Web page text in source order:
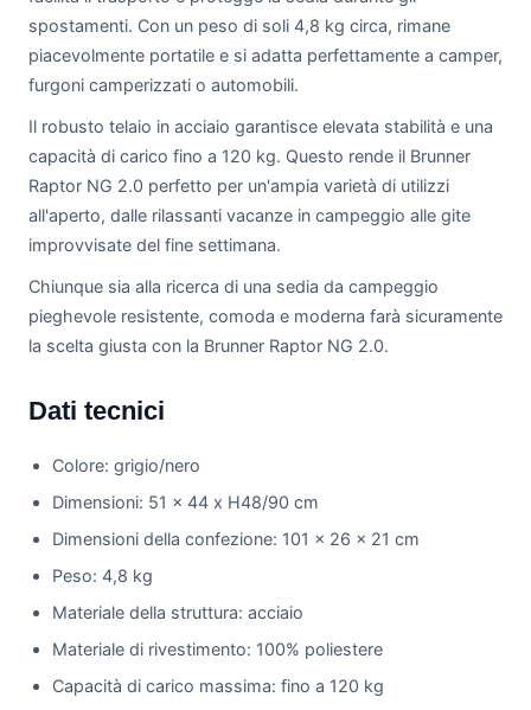
spostamenti. Con un peso di soli 4,8 kg circa, rimane
piacevolmente portatile e si adatta perfettamente a camper,
furgoni camperizzati o automobili.
Il robusto telaio in acciaio garantisce elevata stabilità e una
capacità di carico fino a 120 kg. Questo rende il Brunner
Raptor NG 2.0 perfetto per un'ampia varietà di utilizzi
all'aperto, dalle rilassanti vacanze in campeggio alle gite
improvvisate del fine settimana.
Chiunque sia alla ricerca di una sedia da campeggio
pieghevole resistente, comoda e moderna farà sicuramente
la scelta giusta con la Brunner Raptor NG 2.0.
Dati tecnici
Colore: grigio/nero
Dimensioni: 51 x 44 x H48/90 cm
Dimensioni della confezione: 101 x 26 x 21 cm
Peso: 4,8 kg
Materiale della struttura: acciaio
Materiale di rivestimento: 100% poliestere
Capacità di carico massima: fino a 120 kg